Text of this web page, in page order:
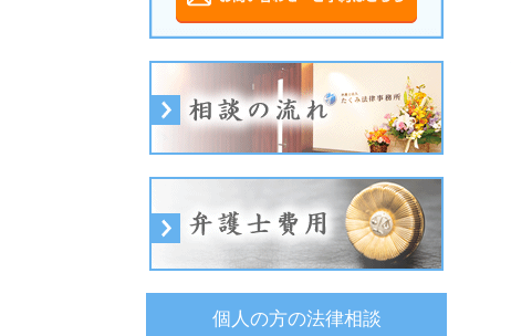
個人の方の法律相談